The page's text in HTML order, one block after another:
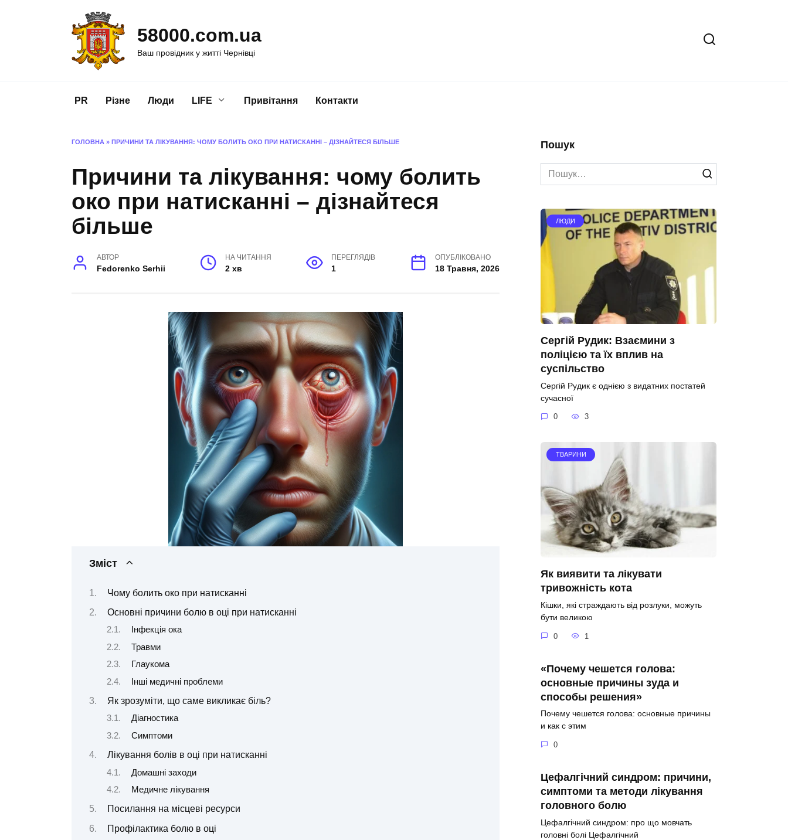
58000.com.ua
Ваш провідник у житті Чернівці
PR Різне Люди LIFE Привітання Контакти
ГОЛОВНА » ПРИЧИНИ ТА ЛІКУВАННЯ: ЧОМУ БОЛИТЬ ОКО ПРИ НАТИСКАННІ – ДІЗНАЙТЕСЯ БІЛЬШЕ
Причини та лікування: чому болить
око при натисканні – дізнайтеся
більше
АВТОР
Fedorenko Serhii
НА ЧИТАННЯ
2 хв
ПЕРЕГЛЯДІВ
1
ОПУБЛІКОВАНО
18 Травня, 2026
Зміст
Чому болить око при натисканні
Основні причини болю в оці при натисканні
Інфекція ока
Травми
Глаукома
Інші медичні проблеми
Як зрозуміти, що саме викликає біль?
Діагностика
Симптоми
Лікування болів в оці при натисканні
Домашні заходи
Медичне лікування
Посилання на місцеві ресурси
Профілактика болю в оці
Пошук
Search
for:
ЛЮДИ
Сергій Рудик: Взаємини з
поліцією та їх вплив на
суспільство
Сергій Рудик є однією з видатних постатей
сучасної
0 3
ТВАРИНИ
Як виявити та лікувати
тривожність кота
Кішки, які страждають від розлуки, можуть
бути великою
0 1
«Почему чешется голова:
основные причины зуда и
способы решения»
Почему чешется голова: основные причины
и как с этим
0
Цефалгічний синдром: причини,
симптоми та методи лікування
головного болю
Цефалгічний синдром: про що мовчать
головні болі Цефалгічний